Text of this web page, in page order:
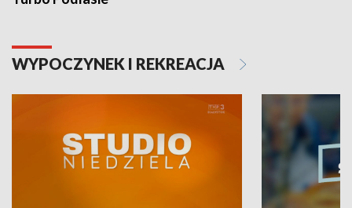
WYPOCZYNEK I REKREACJA